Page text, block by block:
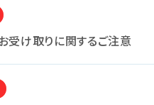
受け取りに関するご注意